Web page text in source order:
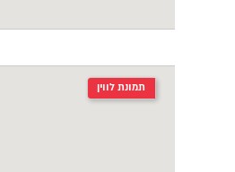
תמונת לווין